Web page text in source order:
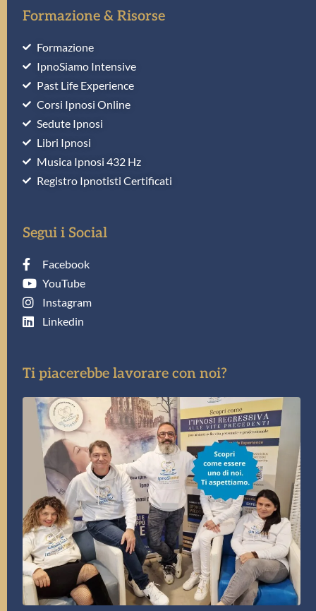
Formazione & Risorse
Formazione
IpnoSiamo Intensive
Past Life Experience
Corsi Ipnosi Online
Sedute Ipnosi
Libri Ipnosi
Musica Ipnosi 432 Hz
Registro Ipnotisti Certificati
Segui i Social
Facebook
YouTube
Instagram
Linkedin
Ti piacerebbe lavorare con noi?